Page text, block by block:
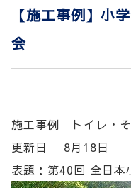
【施工事例】小
会
施工事例 トイレ・そ
更新日 8月18日
表題：第40回 全日本